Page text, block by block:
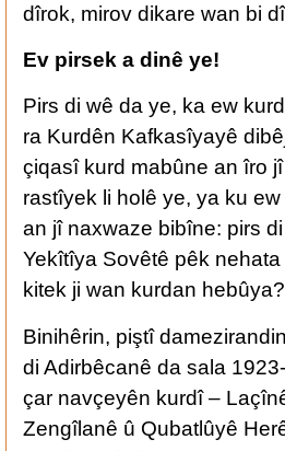
dîrok, mirov dikare wan bi
Ev pirsek a dinê ye!
Pirs di wê da ye, ka ew
ra Kurdên Kafkasîyayê
çiqasî kurd mabûne an îro
rastîyek li holê ye, ya ku
an jî naxwaze bibîne: pirs
Yekîtîya Sovêtê pêk
kitek ji wan kurdan
Binihêrin, piştî
di Adirbêcanê da sala
çar navçeyên kurdî –
Zengîlanê û Qubatlûyê